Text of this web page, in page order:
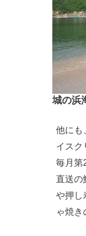
城の浜
他にも
イスク
毎月第
直送の
や押し
ゃ焼き